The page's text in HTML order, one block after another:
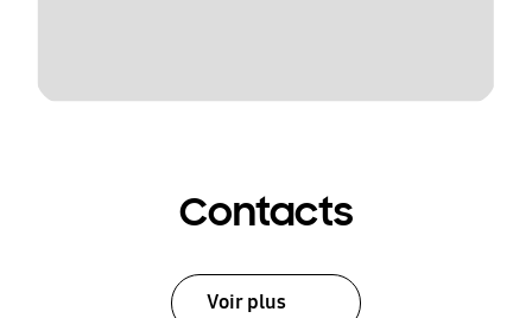
Contacts
Voir plus